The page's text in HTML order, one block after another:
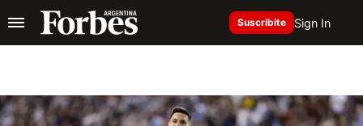
Suscribite Sign In